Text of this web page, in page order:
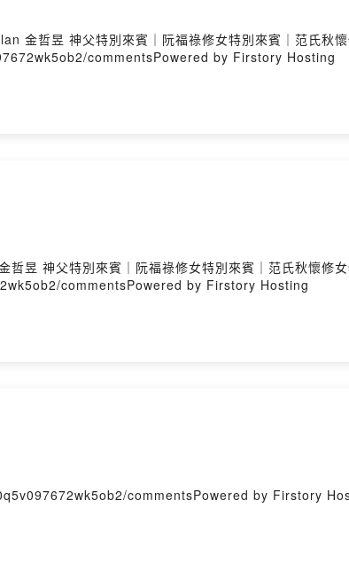
金哲昱 神父特別來賓｜阮福祿修女特別來賓｜范氏秋
commentsPowered by Firstory Hosting
昱 神父特別來賓｜阮福祿修女特別來賓｜范氏秋懷修
commentsPowered by Firstory Hosting
commentsPowered by Firstory